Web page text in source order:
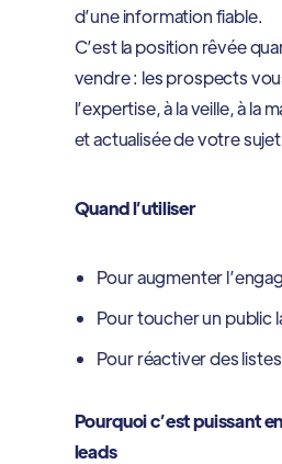
d’une information fiable.
C’est la position rêvée
vendre : les prospects
l’expertise, à la veille, à la
et actualisée de votre
Quand l’utiliser
Pour augmenter
Pour toucher un public
Pour réactiver des
Pourquoi c’est puissant
leads